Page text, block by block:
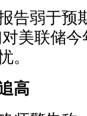
告弱于预
美联储
。
高